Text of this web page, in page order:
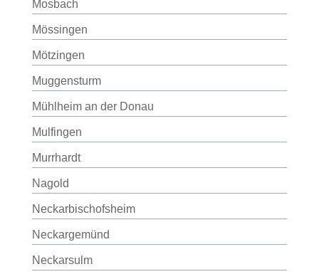
Mosbach
Mössingen
Mötzingen
Muggensturm
Mühlheim an der Donau
Mulfingen
Murrhardt
Nagold
Neckarbischofsheim
Neckargemünd
Neckarsulm